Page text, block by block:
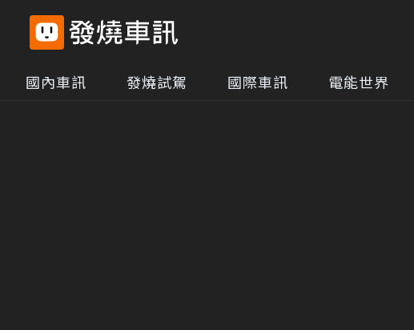
國內車訊 發燒試駕 國際車訊 電能世界